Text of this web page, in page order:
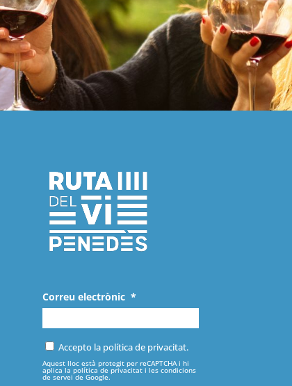
Correu electrònic *
Accepto la política de privacitat.
Aquest lloc està protegit per reCAPTCHA i hi
aplica lapolítica de privacitat i lescondicions
de serveide Google.